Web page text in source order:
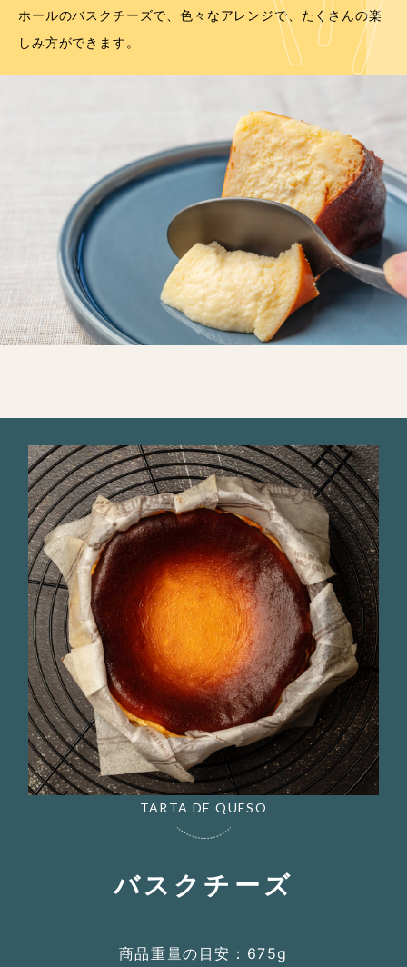
ホールのバスクチーズで、色々なアレンジで、たくさんの楽
しみ方ができます。
TARTA DE QUESO
バスクチーズ
商品重量の目安：675g